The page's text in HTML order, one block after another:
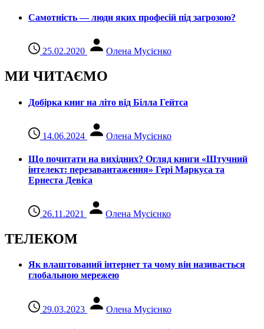
Самотність — люди яких професій під загрозою?
25.02.2020 Олена Мусієнко
МИ ЧИТАЄМО
Добірка книг на літо від Білла Гейтса
14.06.2024 Олена Мусієнко
Що почитати на вихідних? Огляд книги «Штучний
інтелект: перезавантаження» Гері Маркуса та
Ернеста Девіса
26.11.2021 Олена Мусієнко
ТЕЛЕКОМ
Як влаштований інтернет та чому він називається
глобальною мережею
29.03.2023 Олена Мусієнко